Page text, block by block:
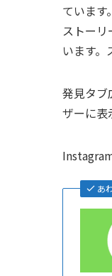
ています。
ストー
います。
発見タブ
ザーに表
あ